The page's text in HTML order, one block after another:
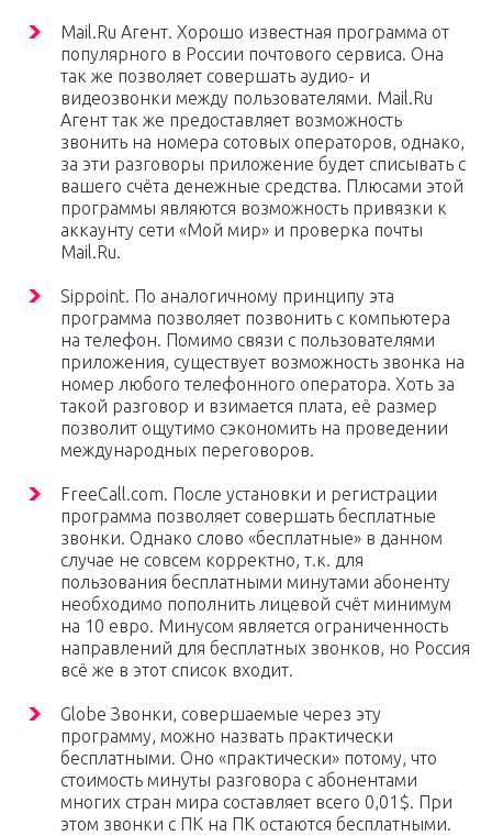
Mail.Ru Агент. Хорошо известная программа от
популярного в России почтового сервиса. Она
так же позволяет совершать аудио- и
видеозвонки между пользователями. Mail.Ru
Агент так же предоставляет возможность
звонить на номера сотовых операторов, однако,
за эти разговоры приложение будет списывать с
вашего счёта денежные средства. Плюсами этой
программы являются возможность привязки к
аккаунту сети «Мой мир» и проверка почты
Mail.Ru.
Sippoint. По аналогичному принципу эта
программа позволяет позвонить с компьютера
на телефон. Помимо связи с пользователями
приложения, существует возможность звонка на
номер любого телефонного оператора. Хоть за
такой разговор и взимается плата, её размер
позволит ощутимо сэкономить на проведении
международных переговоров.
FreeCall.com. После установки и регистрации
программа позволяет совершать бесплатные
звонки. Однако слово «бесплатные» в данном
случае не совсем корректно, т.к. для
пользования бесплатными минутами абоненту
необходимо пополнить лицевой счёт минимум
на 10 евро. Минусом является ограниченность
направлений для бесплатных звонков, но Россия
всё же в этот список входит.
Globe Звонки, совершаемые через эту
программу, можно назвать практически
бесплатными. Оно «практически» потому, что
стоимость минуты разговора с абонентами
многих стран мира составляет всего 0,01$. При
этом звонки с ПК на ПК остаются бесплатными.